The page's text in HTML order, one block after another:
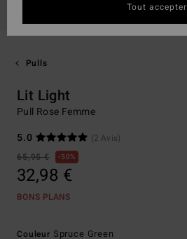
Pulls
Lit Light
Pull Rose Femme
5.0
(2 Avis)
65,95 €
50%
32,98 €
BONS PLANS
Couleur Spruce Green
Tout accepter